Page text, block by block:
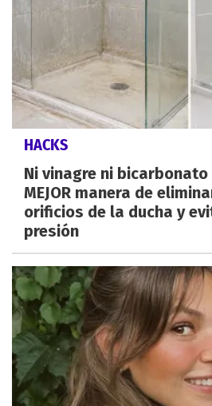
HACKS
Ni vinagre ni
MEJOR manera de
orificios de la ducha y
presión